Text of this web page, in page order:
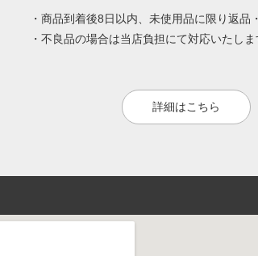
・商品到着後8日以内、未使用品に限り返品
・不良品の場合は当店負担にて対応いたしま
詳細はこちら